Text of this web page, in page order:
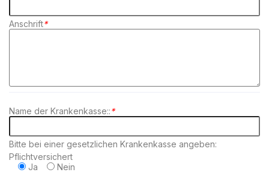
Anschrift*
Name der Krankenkasse::*
Bitte bei einer gesetzlichen Krankenkasse angeben:
Pflichtversichert
Ja
Nein